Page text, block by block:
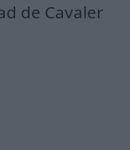
de Cavaler